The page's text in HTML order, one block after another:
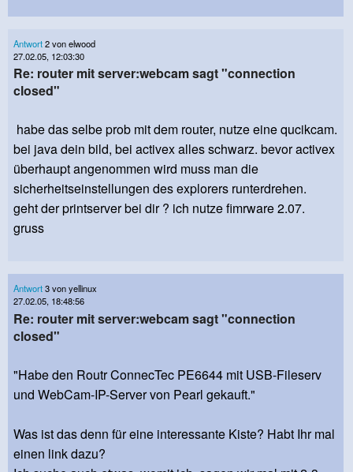
Antwort2 von elwood
27.02.05, 12:03:30
Re: router mit server:webcam sagt "connection
closed"
habe das selbe prob mit dem router, nutze eine qucikcam.
bei java dein bild, bei activex alles schwarz. bevor activex
überhaupt angenommen wird muss man die
sicherheitseinstellungen des explorers runterdrehen.
geht der printserver bei dir ? ich nutze fimrware 2.07.
gruss
Antwort3 von yellinux
27.02.05, 18:48:56
Re: router mit server:webcam sagt "connection
closed"
"Habe den Routr ConnecTec PE6644 mit USB-Fileserv
und WebCam-IP-Server von Pearl gekauft."
Was ist das denn für eine interessante Kiste? Habt Ihr mal
einen link dazu?